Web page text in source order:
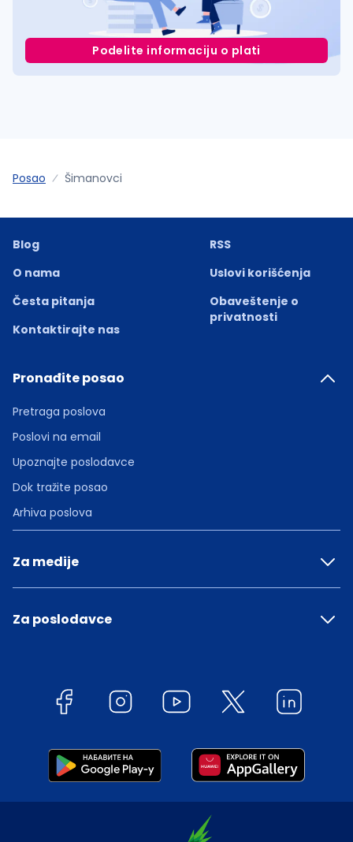
Podelite informaciju o plati
Posao Šimanovci
Blog
O nama
Česta pitanja
Kontaktirajte nas
RSS
Uslovi korišćenja
Obaveštenje o
privatnosti
Pronađite posao
Pretraga poslova
Poslovi na email
Upoznajte poslodavce
Dok tražite posao
Arhiva poslova
Za medije
Za poslodavce